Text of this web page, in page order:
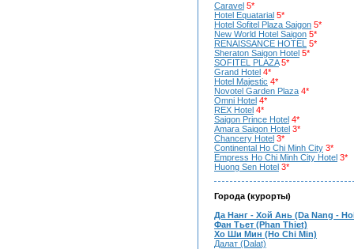
Caravel 5*
Hotel Equatarial 5*
Hotel Sofitel Plaza Saigon 5*
New World Hotel Saigon 5*
RENAISSANCE HOTEL 5*
Sheraton Saigon Hotel 5*
SOFITEL PLAZA 5*
Grand Hotel 4*
Hotel Majestic 4*
Novotel Garden Plaza 4*
Omni Hotel 4*
REX Hotel 4*
Saigon Prince Hotel 4*
Amara Saigon Hotel 3*
Chancery Hotel 3*
Continental Ho Chi Minh City 3*
Empress Ho Chi Minh City Hotel 3*
Huong Sen Hotel 3*
Города (курорты)
Да Нанг - Хой Ань (Da Nang -
Фан Тьет (Phan Thiet)
Хо Ши Мин (Ho Chi Min)
Далат (Dalat)